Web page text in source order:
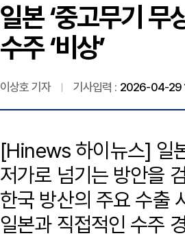
일본 ‘중고무기 무
수주 ‘비상’
이상호 기자 기사입력 : 2026-04-29
[Hinews 하이뉴스] 일
저가로 넘기는 방안을
한국 방산의 주요 수출
일본과 직접적인 수주